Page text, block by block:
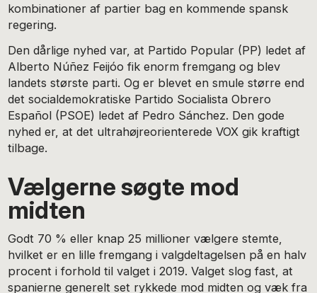
kombinationer af partier bag en kommende spansk
regering.
Den dårlige nyhed var, at Partido Popular (PP) ledet af
Alberto Núñez Feijóo fik enorm fremgang og blev
landets største parti. Og er blevet en smule større end
det socialdemokratiske Partido Socialista Obrero
Español (PSOE) ledet af Pedro Sánchez. Den gode
nyhed er, at det ultrahøjreorienterede VOX gik kraftigt
tilbage.
Vælgerne søgte mod
midten
Godt 70 % eller knap 25 millioner vælgere stemte,
hvilket er en lille fremgang i valgdeltagelsen på en halv
procent i forhold til valget i 2019. Valget slog fast, at
spanierne generelt set rykkede mod midten og væk fra